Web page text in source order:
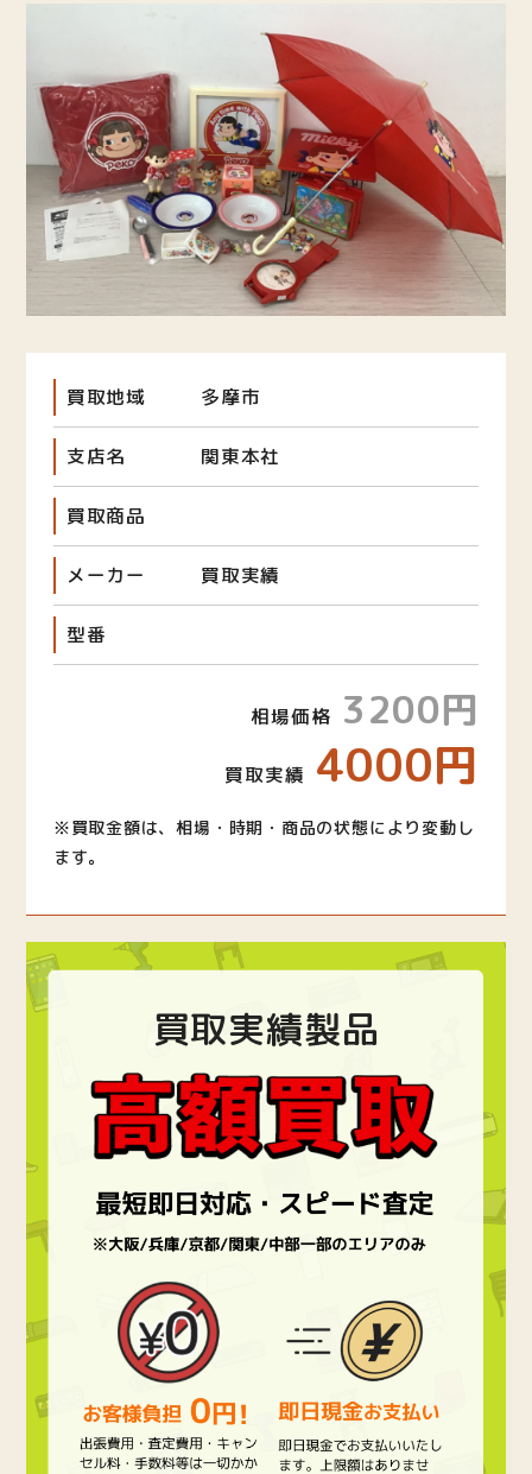
買取地域 多摩市
支店名 関東本社
買取商品
メーカー 買取実績
型番
相場価格 3200円
買取実績 4000円
※買取金額は、相場・時期・商品の状態により変動し
ます。
買取実績製品